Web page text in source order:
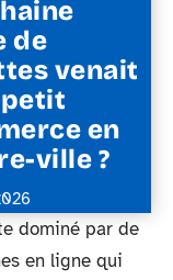
de
venait
petit
en
ville ?
dominé par de
en ligne qui